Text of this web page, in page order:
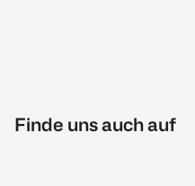
Finde uns auch auf